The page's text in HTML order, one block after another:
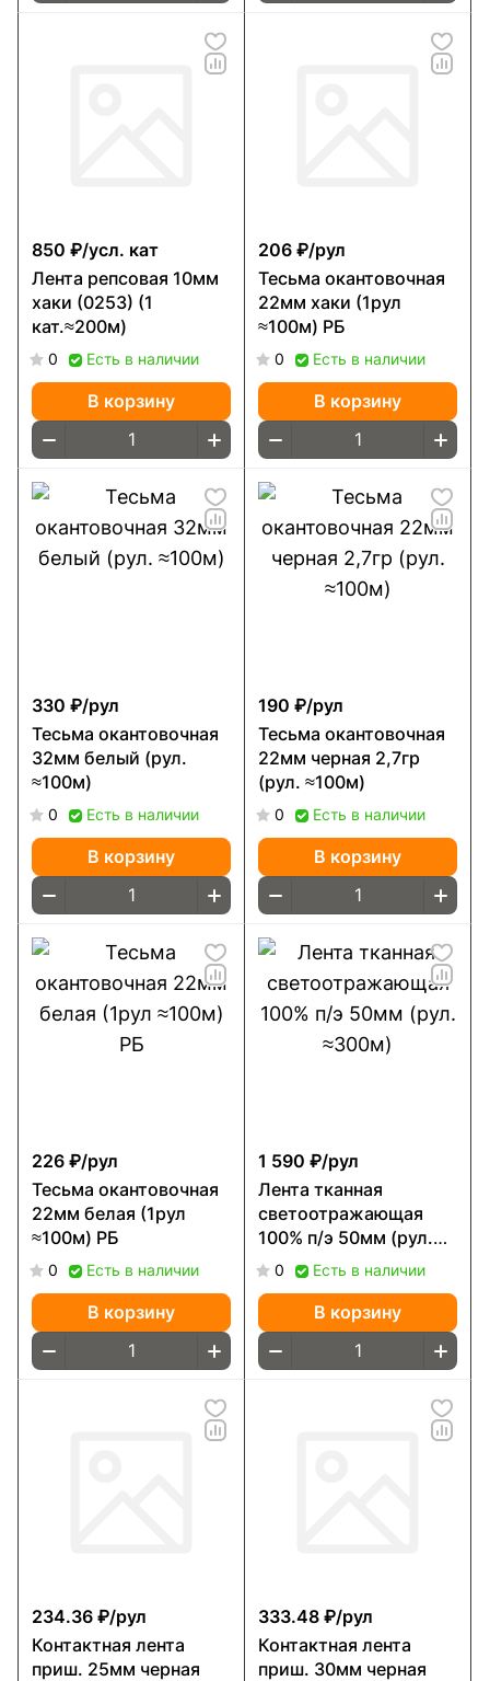
850 ₽/усл. кат
Лента репсовая 10мм
хаки (0253) (1
кат.≈200м)
0 Есть в наличии
В корзину
206 ₽/рул
Тесьма окантовочная
22мм хаки (1рул
≈100м) РБ
0 Есть в наличии
В корзину
330 ₽/рул
Тесьма окантовочная
32мм белый (рул.
≈100м)
0 Есть в наличии
В корзину
190 ₽/рул
Тесьма окантовочная
22мм черная 2,7гр
(рул. ≈100м)
0 Есть в наличии
В корзину
226 ₽/рул
Тесьма окантовочная
22мм белая (1рул
≈100м) РБ
0 Есть в наличии
В корзину
1 590 ₽/рул
Лента тканная
светоотражающая
100% п/э 50мм (рул.
≈300м)
0 Есть в наличии
В корзину
234.36 ₽/рул
Контактная лента
приш. 25мм черная
333.48 ₽/рул
Контактная лента
приш. 30мм черная